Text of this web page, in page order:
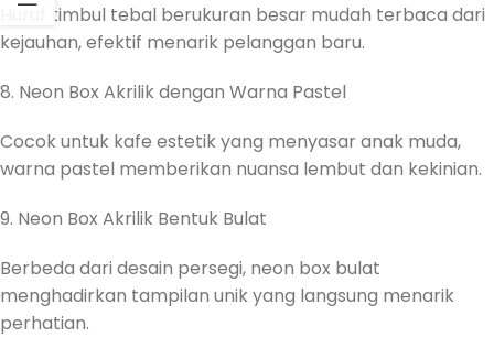
Huruf timbul tebal berukuran besar mudah terbaca dari
kejauhan, efektif menarik pelanggan baru.
8. Neon Box Akrilik dengan Warna Pastel
Cocok untuk kafe estetik yang menyasar anak muda,
warna pastel memberikan nuansa lembut dan kekinian.
9. Neon Box Akrilik Bentuk Bulat
Berbeda dari desain persegi, neon box bulat
menghadirkan tampilan unik yang langsung menarik
perhatian.